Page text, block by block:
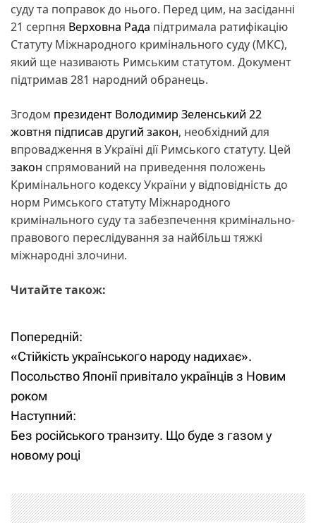
суду та поправок до нього. Перед цим, на засіданні
21 серпня Верховна Рада підтримала ратифікацію
Статуту Міжнародного кримінального суду (МКС),
який ще називають Римським статутом. Документ
підтримав 281 народний обранець.
Згодом президент Володимир Зеленський 22
жовтня підписав другий закон, необхідний для
впровадження в Україні дії Римського статуту. Цей
закон спрямований на приведення положень
Кримінального кодексу України у відповідність до
норм Римського статуту Міжнародного
кримінального суду та забезпечення кримінально-
правового переслідування за найбільш тяжкі
міжнародні злочини.
Читайте також:
Н
а
в
і
г
а
Попередній:
«Стійкість українського народу надихає».
Посольство Японії привітало українців з Новим
роком
Наступний:
​​Без російського транзиту. Що буде з газом у
новому році